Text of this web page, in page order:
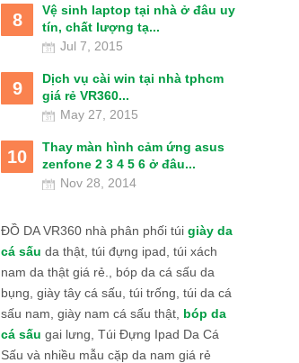
8
Vệ sinh laptop tại nhà ở đâu uy
tín, chất lượng tạ...
Jul 7, 2015
9
Dịch vụ cài win tại nhà tphcm
giá rẻ VR360...
May 27, 2015
10
Thay màn hình cảm ứng asus
zenfone 2 3 4 5 6 ở đâu...
Nov 28, 2014
ĐỒ DA VR360 nhà phân phối túi giày da
cá sấu da thật, túi đựng ipad, túi xách
nam da thật giá rẻ., bóp da cá sấu da
bụng, giày tây cá sấu, túi trống, túi da cá
sấu nam, giày nam cá sấu thật, bóp da
cá sấu gai lưng, Túi Đựng Ipad Da Cá
Sấu và nhiều mẫu cặp da nam giá rẻ